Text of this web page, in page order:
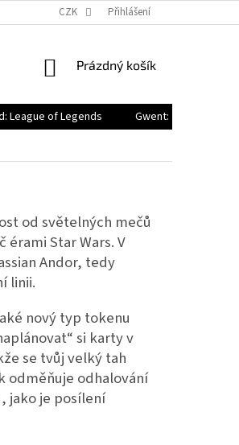
PODMÍNKY OCHRANY OSOBNÍCH ÚDAJŮ
CZK Přihlášení
NÁKUPNÍ
Prázdný košík
League of Legends
Gwent: The
od světelných mečů
Star Wars. V
Andor, tedy
linii.
nový typ tokenu
si karty v
se tvůj velký tah
odměňuje odhalování
jako je posílení